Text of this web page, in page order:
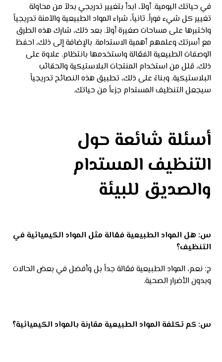
في حياتك اليومية. أولاً، ابدأ بتغيير تدريجي بدلاً من محاولة
تغيير كل شيء فوراً. ثانياً، شراء المواد الطبيعية والآمنة تدريجياً
واختبرها على مساحات صغيرة أولاً. بعد ذلك، شارك هذه الطرق
مع أسرتك وعلمهم أهمية الاستدامة. بالإضافة إلى ذلك، احفظ
الوصفات الطبيعية الفعّالة واستخدمها بانتظام. علاوة على
ذلك، قلل من استخدام المنتجات البلاستيكية والحقائب
البلاستيكية. وبناءً على ذلك، تطبيق هذه النصائح تدريجياً
سيجعل التنظيف المستدام جزءاً من حياتك.
أسئلة شائعة حول
التنظيف المستدام
والصديق للبيئة
س: هل المواد الطبيعية فعّالة مثل المواد الكيميائية في
التنظيف؟
ج: نعم، المواد الطبيعية فعّالة جداً بل وأفضل في بعض الحالات
وبدون الأضرار الصحية.
س: كم تكلفة المواد الطبيعية مقارنة بالمواد الكيميائية؟